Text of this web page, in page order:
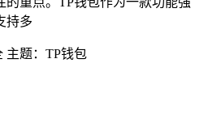
持多
主题：TP钱包